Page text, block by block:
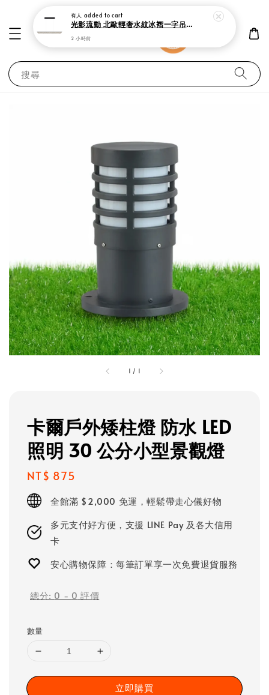
搜尋
1 / 1
卡爾戶外矮柱燈 防水 LED
照明 30 公分小型景觀燈
Regular
price
NT$ 875
全館滿 $2,000 免運，輕鬆帶走心儀好物
多元支付好方便，支援 LINE Pay 及各大信用
卡
安心購物保障：每筆訂單享一次免費退貨服務
總分: 0 - 0 評價
數量
立即購買